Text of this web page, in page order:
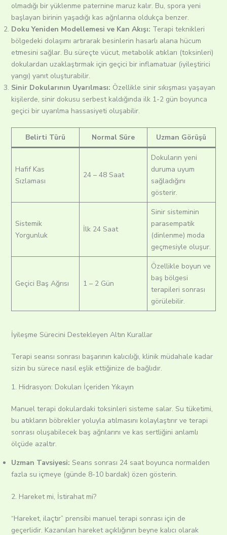
olmadığı bir yüklenme paternine maruz kalır. Bu, spora yeni
başlayan birinin yaşadığı kas ağrılarına oldukça benzer.
Doku Yeniden Modellemesi ve Kan Akışı: Terapi teknikleri
bölgedeki dolaşımı artırarak besinlerin hasarlı alana hücum
etmesini sağlar. Bu süreçte vücut, metabolik atıkları (toksinleri)
dokulardan uzaklaştırmak için geçici bir inflamatuar (iyileştirici
yangı) yanıt oluşturabilir.
Sinir Dokularının Uyarılması: Özellikle sinir sıkışması yaşayan
kişilerde, sinir dokusu serbest kaldığında ilk 1-2 gün boyunca
geçici bir uyarılma hassasiyeti oluşabilir.
Belirti Türü Normal Süre Uzman Görüşü
Hafif Kas
Sızlaması
24 – 48 Saat
Dokuların yeni
duruma uyum
sağladığını
gösterir.
Sistemik
Yorgunluk
İlk 24 Saat
Sinir sisteminin
parasempatik
(dinlenme) moda
geçmesiyle oluşur.
Geçici Baş Ağrısı 1 – 2 Gün
Özellikle boyun ve
baş bölgesi
terapileri sonrası
görülebilir.
İyileşme Sürecini Destekleyen Altın Kurallar
Terapi seansı sonrası başarının kalıcılığı, klinik müdahale kadar
sizin bu sürece nasıl eşlik ettiğinize de bağlıdır.
1. Hidrasyon: Dokuları İçeriden Yıkayın
Manuel terapi dokulardaki toksinleri sisteme salar. Su tüketimi,
bu atıkların böbrekler yoluyla atılmasını kolaylaştırır ve terapi
sonrası oluşabilecek baş ağrılarını ve kas sertliğini anlamlı
ölçüde azaltır.
Uzman Tavsiyesi: Seans sonrası 24 saat boyunca normalden
fazla su içmeye (günde 8-10 bardak) özen gösterin.
2. Hareket mi, İstirahat mi?
“Hareket, ilaçtır” prensibi manuel terapi sonrası için de
geçerlidir. Kazanılan hareket açıklığının beyne kalıcı olarak